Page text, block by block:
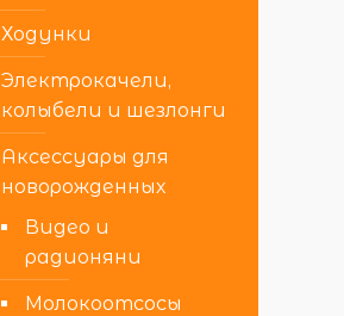
Ходунки
Электрокачели,
колыбели и шезлонги
Аксессуары для
новорожденных
Видео и
радионяни
Молокоотсосы